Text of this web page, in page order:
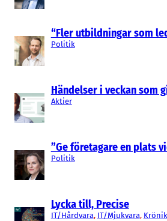
“Fler utbildningar som
Politik
Händelser i veckan som
Aktier
”Ge företagare en plats
Politik
Lycka till, Precise
IT/Hårdvara, IT/Mjukvara,